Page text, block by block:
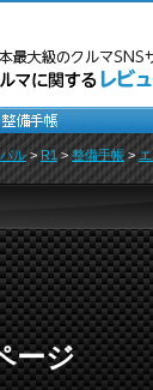
ル>R1>整備手帳>
ージ